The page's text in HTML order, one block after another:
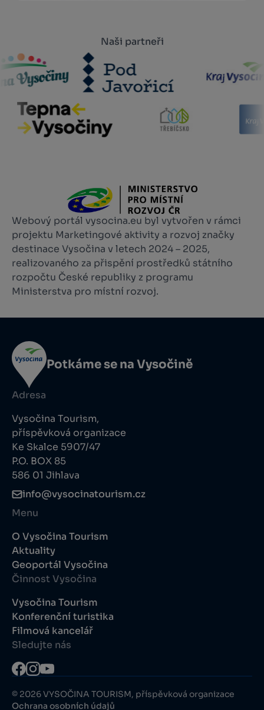
Naši partneři
Webový portál vysocina.eu byl vytvořen v rámci
projektu Marketingové aktivity a rozvoj značky
destinace Vysočina v letech 2024 – 2025,
realizovaného za přispění prostředků státního
rozpočtu České republiky z programu
Ministerstva pro místní rozvoj.
Potkáme se na Vysočině
Adresa
Vysočina Tourism,
příspěvková organizace
Ke Skalce 5907/47
P.O. BOX 85
586 01 Jihlava
info@vysocinatourism.cz
Menu
O Vysočina Tourism
Aktuality
Geoportál Vysočina
Činnost Vysočina
Vysočina Tourism
Konferenční turistika
Filmová kancelář
Sledujte nás
© 2026 VYSOČINA TOURISM, příspěvková organizace
Ochrana osobních údajů